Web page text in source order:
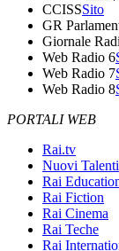
CCISSSito
GR
Giornale
Web Radio 6
Web Radio 7
Web Radio 8
PORTALI WEB
Rai.tv
Nuovi Talenti
Rai
Rai Fiction
Rai Cinema
Rai Teche
Rai